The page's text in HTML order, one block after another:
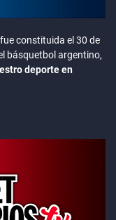
constituida el 30 de
básquetbol argentino,
deporte en